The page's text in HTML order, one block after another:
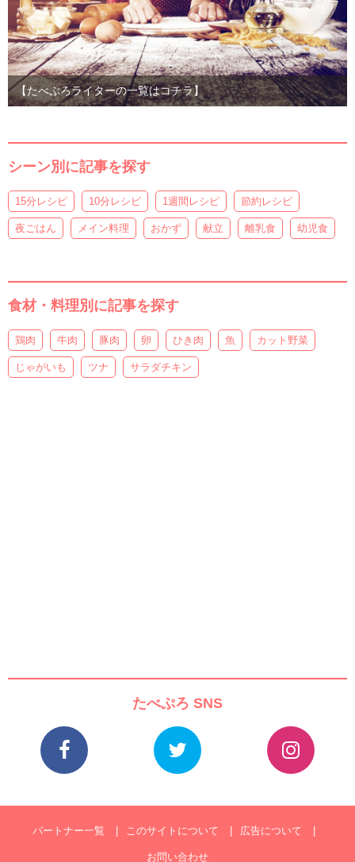
【たべぷろライターの一覧はコチラ】
シーン別に記事を探す
15分レシピ 10分レシピ 1週間レシピ 節約レシピ
夜ごはん メイン料理 おかず 献立 離乳食 幼児食
食材・料理別に記事を探す
鶏肉 牛肉 豚肉 卵 ひき肉 魚 カット野菜
じゃがいも ツナ サラダチキン
たべぷろ SNS
パートナー一覧 このサイトについて 広告について
お問い合わせ